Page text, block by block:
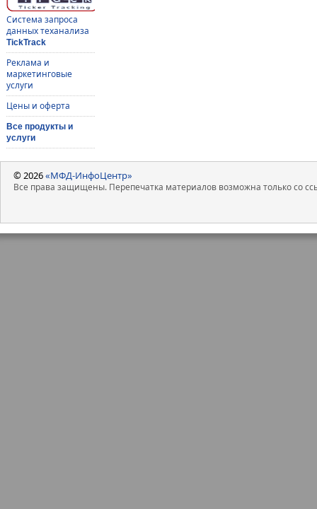
Система запроса
данных теханализа
TickTrack
Реклама и
маркетинговые
услуги
Цены и оферта
Все продукты и
услуги
© 2026«МФД-ИнфоЦентр»
Все права защищены. Перепечатка материалов возможна только со